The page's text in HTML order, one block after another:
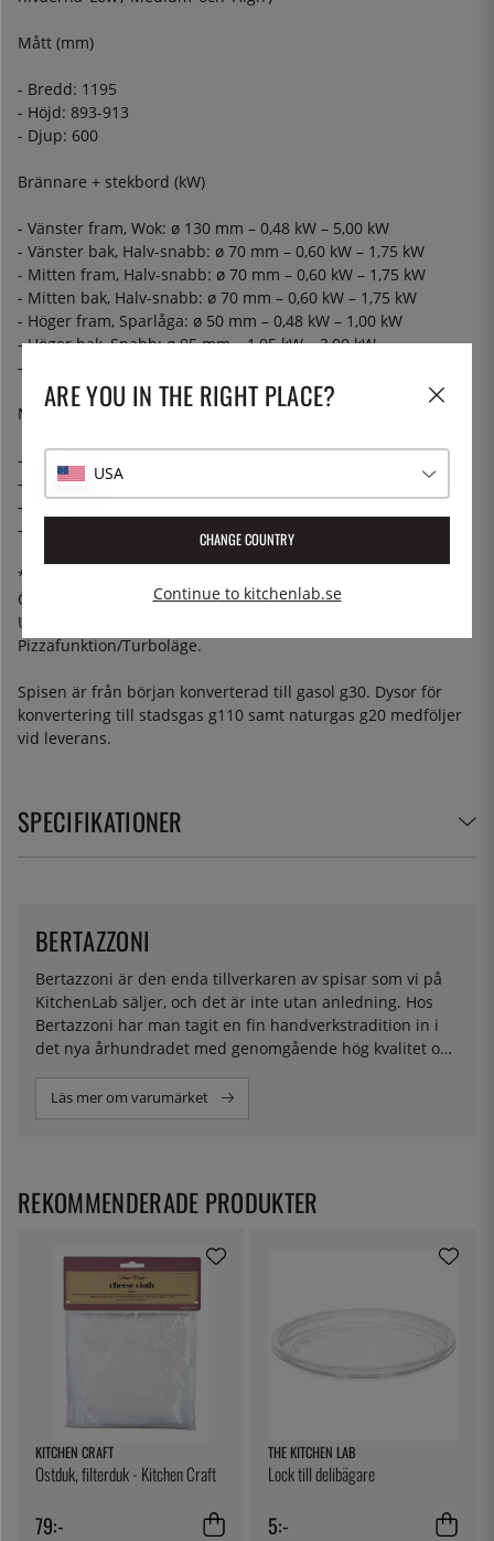
Mått (mm)
- Bredd: 1195
- Höjd: 893-913
- Djup: 600
Brännare + stekbord (kW)
- Vänster fram, Wok: ø 130 mm – 0,48 kW – 5,00 kW
- Vänster bak, Halv-snabb: ø 70 mm – 0,60 kW – 1,75 kW
- Mitten fram, Halv-snabb: ø 70 mm – 0,60 kW – 1,75 kW
- Mitten bak, Halv-snabb: ø 70 mm – 0,60 kW – 1,75 kW
- Höger fram, Sparlåga: ø 50 mm – 0,48 kW – 1,00 kW
- Höger bak, Snabb: ø 95 mm – 1,05 kW – 3,00 kW
- Stekbord elektrisk – 1,1 kW
Medföljande tillbehör i varje ugn
- 2 st galler
- 1 st teleskopskena + tillhörande handtag
- 1 st långpanna 40 mm med tillhörande galler
- 1 st ”AirFryer”-korg (1 st. totalt)
*Ugnsfunktioner: Förvärmning/upptining, Undervärme,
Övervärme, Under- och Övervärme, Grill, Grill+fläkt, Varmluft,
Upptining, Under-/Övervärme + fläkt,
Pizzafunktion/Turboläge.
Spisen är från början konverterad till gasol g30. Dysor för
konvertering till stadsgas g110 samt naturgas g20 medföljer
vid leverans.
SPECIFIKATIONER
Bertazzoni är den enda tillverkaren av spisar som vi på
KitchenLab säljer, och det är inte utan anledning. Hos
Bertazzoni har man tagit en fin handverkstradition in i
det nya århundradet med genomgående hög kvalitet och
av 1800-talet har mycket hänt när det kommer till
spisar, och Bertazzoni har på ett snyggt sätt kombinerat
med både gas och induktion i flera färger och modeller
BERTAZZONI
Läs mer om varumärket
KITCHEN CRAFT
Ostduk, filterduk - Kitchen Craft
79:-
THE KITCHEN LAB
Lock till delibägare
5:-
REKOMMENDERADE PRODUKTER
ARE YOU IN THE RIGHT PLACE?
USA
CHANGE COUNTRY
Continue to kitchenlab.se